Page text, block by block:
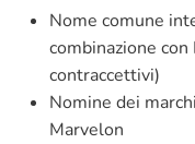
Nome comune
combinazione
contraccettivi)
Nomine dei
Marvelon